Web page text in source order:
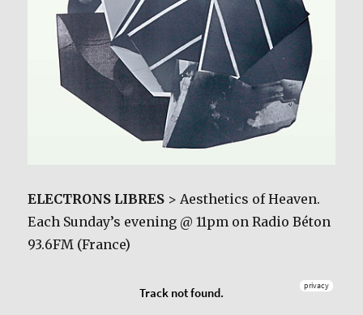
ELECTRONS LIBRES > Aesthetics of Heaven.
Each Sunday’s evening @ 11pm on Radio Béton
93.6FM (France)